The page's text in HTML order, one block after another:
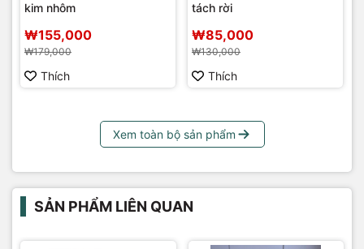
kim nhôm
₩155,000
₩179,000
Thích
tách rời
₩85,000
₩130,000
Thích
Xem toàn bộ sản phẩm
SẢN PHẨM LIÊN QUAN